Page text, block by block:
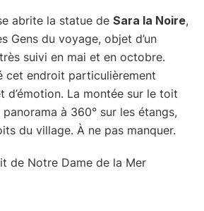
abrite la statue de Sara la Noire,
Gens du voyage, objet d’un
suivi en mai et en octobre.
cet endroit particulièrement
d’émotion. La montée sur le toit
à 360° sur les étangs,
du village. À ne pas manquer.